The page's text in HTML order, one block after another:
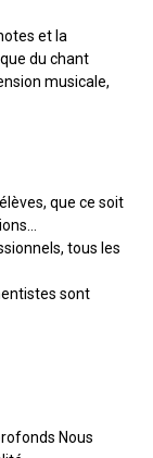
et la
du chant
musicale,
que ce soit
tous les
sont
Nous